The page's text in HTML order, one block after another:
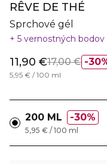
RÊVE DE THÉ
Sprchové gél
5 vernostných bodov
11,90 €17,00 €
5,95 € / 100 ml
200 ML 30%
5,95 € / 100 ml